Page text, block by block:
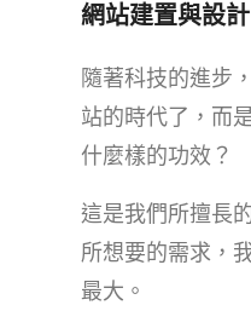
網站建置與設
隨著科技的進步
站的時代了，而
什麼樣的功效？
這是我們所擅長
所想要的需求，
最大。